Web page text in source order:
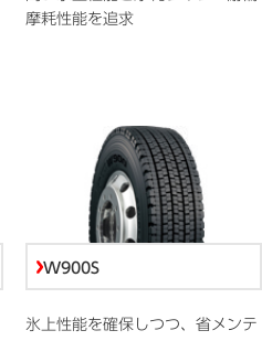
摩耗性能を追求
W900S
氷上性能を確保しつつ、省メンテ